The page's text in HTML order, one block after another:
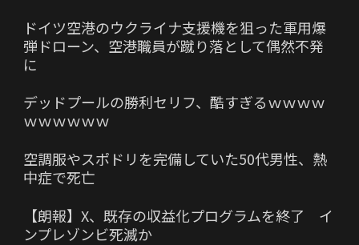
ドイツ空港のウクライナ支援機を狙った軍用爆
弾ドローン、空港職員が蹴り落として偶然不発
に
デッドプールの勝利セリフ、酷すぎるｗｗｗｗ
ｗｗｗｗｗｗ
空調服やスポドリを完備していた50代男性、熱
中症で死亡
【朗報】X、既存の収益化プログラムを終了 イ
ンプレゾンビ死滅か